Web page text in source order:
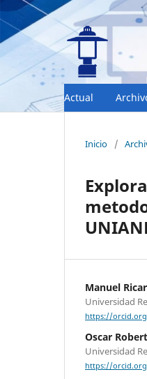
Actual
Inicio /
Manuel
Universidad
https://
Oscar
Universidad
https://orcid.org/